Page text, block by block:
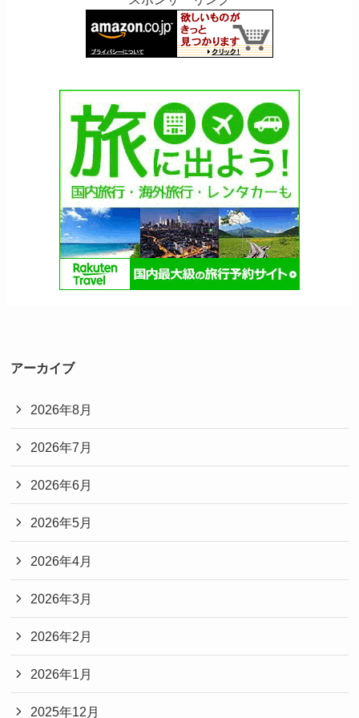
アーカイブ
2026年8月
2026年7月
2026年6月
2026年5月
2026年4月
2026年3月
2026年2月
2026年1月
2025年12月